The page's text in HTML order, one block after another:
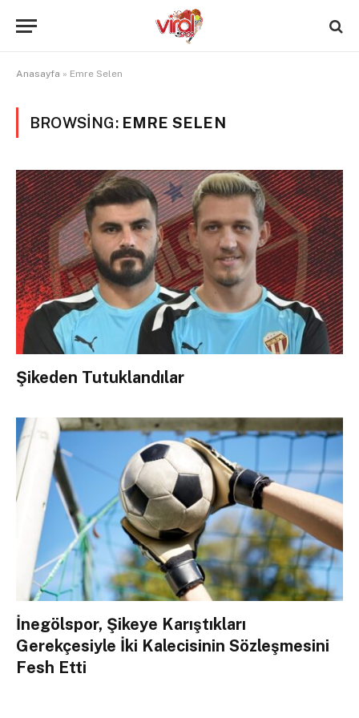
Anasayfa » Emre Selen
BROWSING: EMRE SELEN
Şikeden Tutuklandılar
İnegölspor, Şikeye Karıştıkları
Gerekçesiyle İki Kalecisinin Sözleşmesini
Fesh Etti